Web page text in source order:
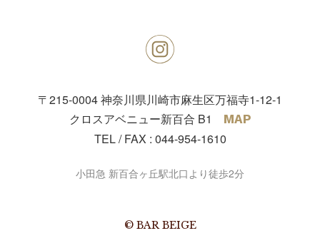
〒215-0004神奈川県川崎市麻生区万福寺1-12-1
クロスアベニュー新百合 B1
MAP
TEL / FAX : 044-954-1610
小田急 新百合ヶ丘駅北口より徒歩2分
© BAR BEIGE